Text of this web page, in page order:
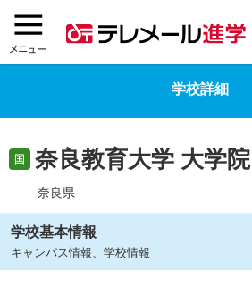
学校詳細
国 奈良教育大学 大学院
奈良県
学校基本情報
キャンパス情報、学校情報